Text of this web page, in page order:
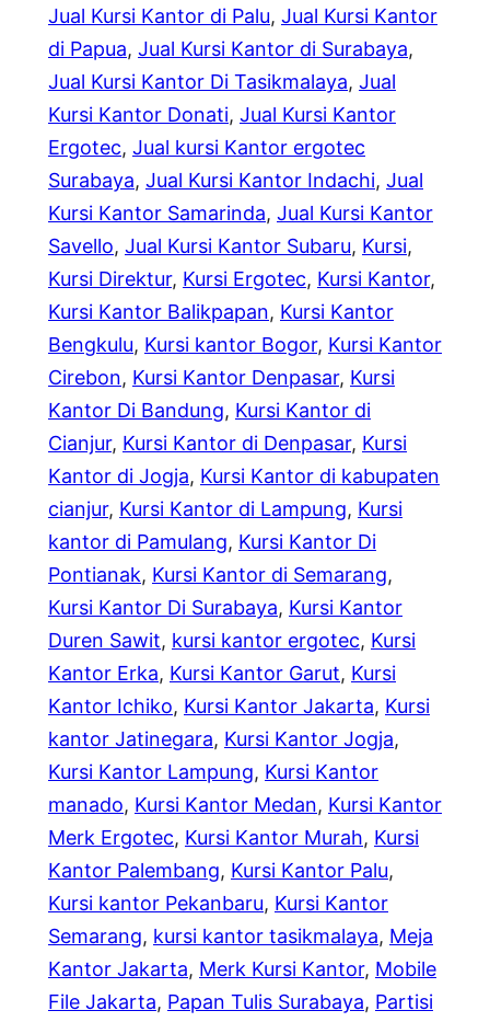
Jual Kursi Kantor di Palu, Jual Kursi Kantor
di Papua, Jual Kursi Kantor di Surabaya
Jual Kursi Kantor Di Tasikmalaya, Jual
Kursi Kantor Donati, Jual Kursi Kantor
Ergotec, Jual kursi Kantor ergotec
Surabaya, Jual Kursi Kantor Indachi, Jual
Kursi Kantor Samarinda, Jual Kursi Kantor
Savello, Jual Kursi Kantor Subaru, Kursi
Kursi Direktur, Kursi Ergotec, Kursi Kantor
Kursi Kantor Balikpapan, Kursi Kantor
Bengkulu, Kursi kantor Bogor, Kursi Kantor
Cirebon, Kursi Kantor Denpasar, Kursi
Kantor Di Bandung, Kursi Kantor di
Cianjur, Kursi Kantor di Denpasar, Kursi
Kantor di Jogja, Kursi Kantor di kabupaten
cianjur, Kursi Kantor di Lampung, Kursi
kantor di Pamulang, Kursi Kantor Di
Pontianak, Kursi Kantor di Semarang
Kursi Kantor Di Surabaya, Kursi Kantor
Duren Sawit, kursi kantor ergotec, Kursi
Kantor Erka, Kursi Kantor Garut, Kursi
Kantor Ichiko, Kursi Kantor Jakarta, Kursi
kantor Jatinegara, Kursi Kantor Jogja
Kursi Kantor Lampung, Kursi Kantor
manado, Kursi Kantor Medan, Kursi Kantor
Merk Ergotec, Kursi Kantor Murah, Kursi
Kantor Palembang, Kursi Kantor Palu
Kursi kantor Pekanbaru, Kursi Kantor
Semarang, kursi kantor tasikmalaya, Meja
Kantor Jakarta, Merk Kursi Kantor, Mobile
File Jakarta, Papan Tulis Surabaya, Partisi